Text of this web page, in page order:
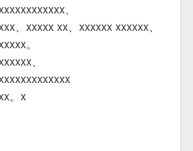
、
、xxxxx xx、xxxxxx xxxxxx、
。
、
。x